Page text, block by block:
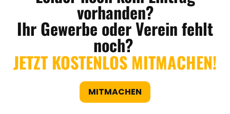
vorhanden?
Ihr Gewerbe oder Verein fehlt
noch?
JETZT KOSTENLOS MITMACHEN!
MITMACHEN